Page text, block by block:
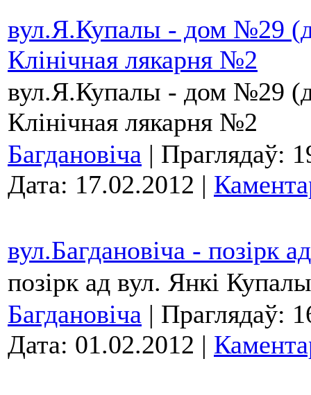
вул.Я.Купалы - дом №29
Клінічная лякарня №2
вул.Я.Купалы - дом №29
Клінічная лякарня №2
Багдановіча | Праглядаў:
Дата: 17.02.2012 |
вул.Багдановіча - позірк
позірк ад вул. Янкі Купалы
Багдановіча | Праглядаў:
Дата: 01.02.2012 |